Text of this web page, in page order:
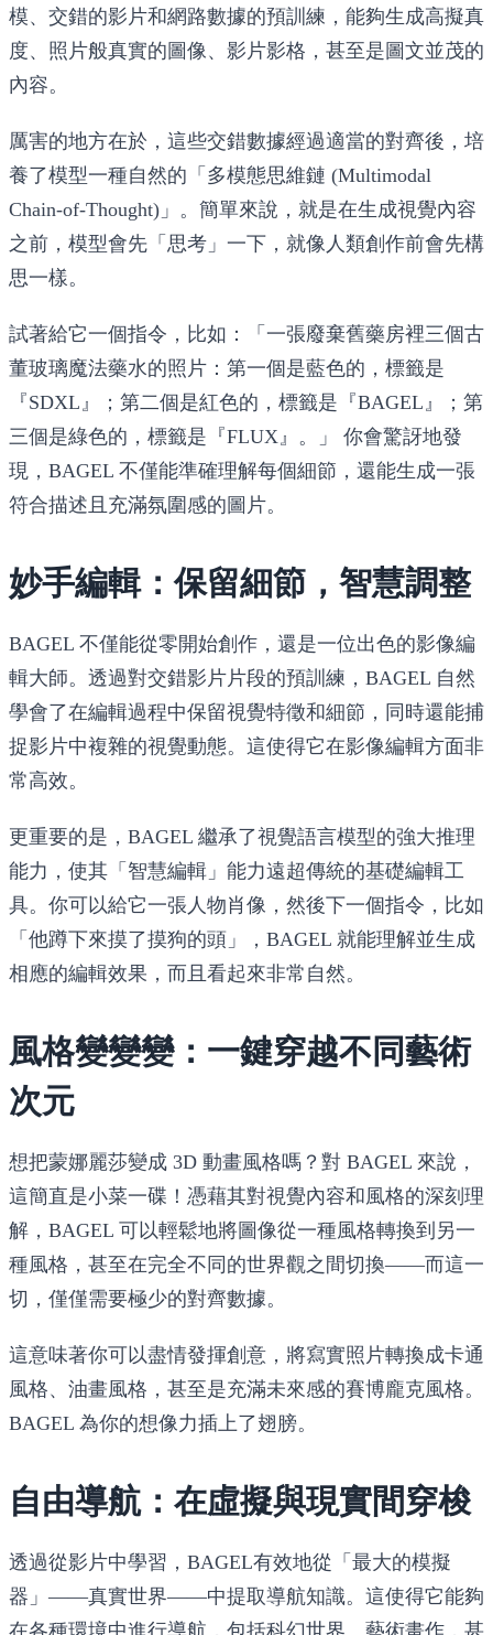
模、交錯的影片和網路數據的預訓練，能夠生成高擬真
度、照片般真實的圖像、影片影格，甚至是圖文並茂的
內容。
厲害的地方在於，這些交錯數據經過適當的對齊後，培
養了模型一種自然的「多模態思維鏈 (Multimodal
Chain-of-Thought)」。簡單來說，就是在生成視覺內容
之前，模型會先「思考」一下，就像人類創作前會先構
思一樣。
試著給它一個指令，比如：「一張廢棄舊藥房裡三個古
董玻璃魔法藥水的照片：第一個是藍色的，標籤是
『SDXL』；第二個是紅色的，標籤是『BAGEL』；第
三個是綠色的，標籤是『FLUX』。」 你會驚訝地發
現，BAGEL 不僅能準確理解每個細節，還能生成一張
符合描述且充滿氛圍感的圖片。
妙手編輯：保留細節，智慧調整
BAGEL 不僅能從零開始創作，還是一位出色的影像編
輯大師。透過對交錯影片片段的預訓練，BAGEL 自然
學會了在編輯過程中保留視覺特徵和細節，同時還能捕
捉影片中複雜的視覺動態。這使得它在影像編輯方面非
常高效。
更重要的是，BAGEL 繼承了視覺語言模型的強大推理
能力，使其「智慧編輯」能力遠超傳統的基礎編輯工
具。你可以給它一張人物肖像，然後下一個指令，比如
「他蹲下來摸了摸狗的頭」，BAGEL 就能理解並生成
相應的編輯效果，而且看起來非常自然。
風格變變變：一鍵穿越不同藝術
次元
想把蒙娜麗莎變成 3D 動畫風格嗎？對 BAGEL 來說，
這簡直是小菜一碟！憑藉其對視覺內容和風格的深刻理
解，BAGEL 可以輕鬆地將圖像從一種風格轉換到另一
種風格，甚至在完全不同的世界觀之間切換——而這一
切，僅僅需要極少的對齊數據。
這意味著你可以盡情發揮創意，將寫實照片轉換成卡通
風格、油畫風格，甚至是充滿未來感的賽博龐克風格。
BAGEL 為你的想像力插上了翅膀。
自由導航：在虛擬與現實間穿梭
透過從影片中學習，BAGEL有效地從「最大的模擬
器」——真實世界——中提取導航知識。這使得它能夠
在各種環境中進行導航，包括科幻世界、藝術畫作，甚